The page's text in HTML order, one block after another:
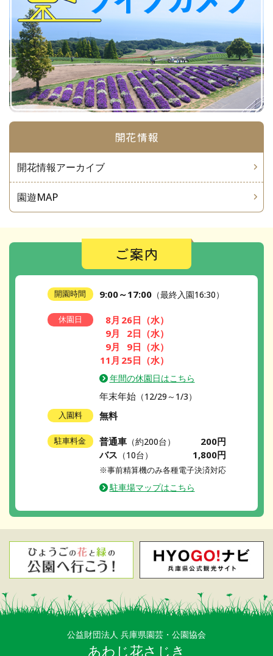
開花情報
開花情報アーカイブ
園遊MAP
ご案内
開園時間 9:00～17:00（最終入園16:30）
休園日 8月 26日 （水）
9月
2日 （水）
9月
9日 （水）
11月 25日 （水）
年間の休園日はこちら
年末年始（12/29～1/3）
入園料 無料
駐車料金 普通車（約200台）
200円
バス （10台） 1,800円
※事前精算機のみ各種電子決済対応
駐車場マップはこちら
公益財団法人 兵庫県園芸・公園協会
あわじ花さじき